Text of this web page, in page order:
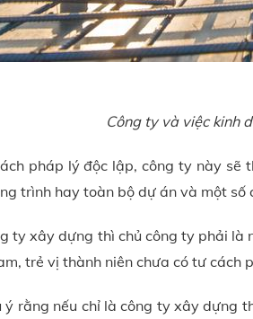
Công ty và việc kinh
pháp lý độc lập, công ty này sẽ
trình hay toàn bộ dự án và một
ty xây dựng thì chủ công ty phải là
trẻ vị thành niên chưa có tư cách
ý rằng nếu chỉ là công ty xây dựng